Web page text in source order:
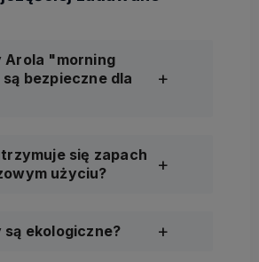
Arola "morning
bezpieczne dla
się zapach
użyciu?
są ekologiczne?